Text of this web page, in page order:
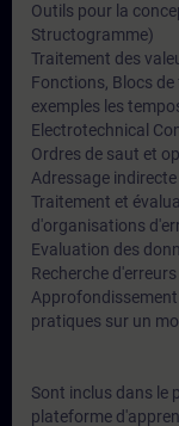
Outils pour la
Structogramme)
Traitement des
Fonctions, Blocs
exemples les
Electrotechnical
Ordres de saut et
Adressage indirecte
Traitement et
d'organisations
Evaluation des
Recherche
pratiques sur un
Sont inclus dans le
plateforme